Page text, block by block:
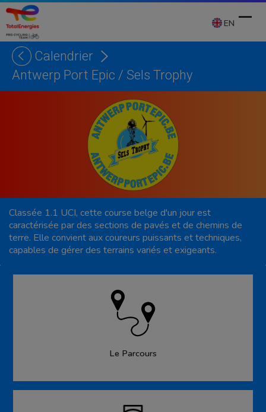
Skip
content
EN
Calendrier
Antwerp Port Epic / Sels Trophy
Classée 1.1 UCI, cette course belge d'un jour est
caractérisée par des sections de pavés et de chemins de
terre. Elle convient aux coureurs puissants et techniques,
capables de gérer des terrains variés et exigeants.
Le Parcours